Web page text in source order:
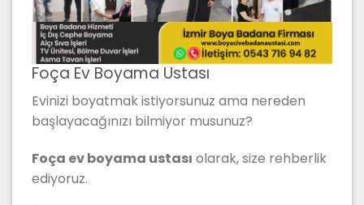
Foça Ev Boyama Ustası
Evinizi boyatmak istiyorsunuz ama nereden
başlayacağınızı bilmiyor musunuz?
Foça ev boyama ustası olarak, size rehberlik
ediyoruz.